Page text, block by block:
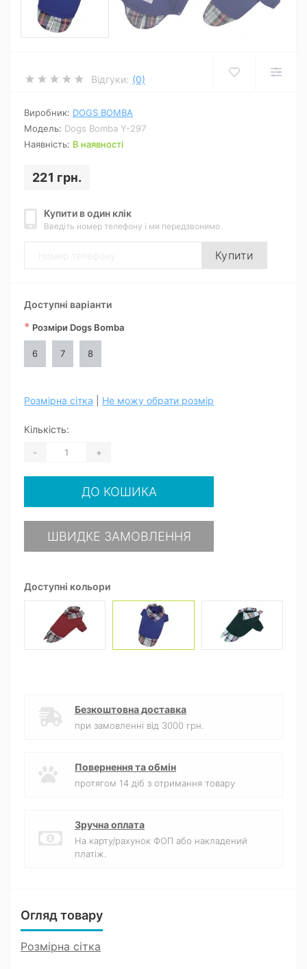
Відгуки: (0)
Виробник: DOGS BOMBA
Модель: Dogs Bomba Y-297
Наявність: В наявності
221 грн.
Купити в один клік
Введіть номер телефону і ми передзвонимо
Купити
Доступні кольори
Доступні варіанти
* Розміри Dogs Bomba
6 7 8
Розмірна сітка Не можу обрати розмір
Кількість:
- +
ДО КОШИКА
ШВИДКЕ ЗАМОВЛЕННЯ
Безкоштовна доставка
при замовленні від 3000 грн.
Повернення та обмін
протягом 14 діб з отримання товару
Зручна оплата
На карту/рахунок ФОП або накладений
платіж.
Огляд товару
Розмірна сітка